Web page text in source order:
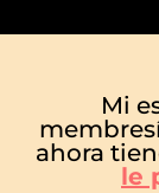
Mi
ahora
le